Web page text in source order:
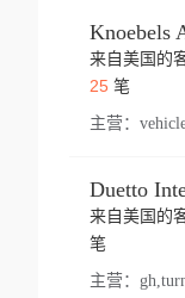
来自美国的
25笔
主营：
来自美国的
笔
主营：